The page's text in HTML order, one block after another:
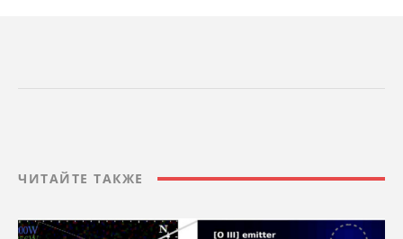
ЧИТАЙТЕ ТАКЖЕ